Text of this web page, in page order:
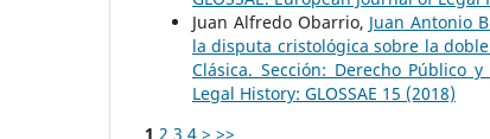
Juan Alfredo Obarrio, Juan Antonio
la disputa cristológica sobre la
Clásica. Sección: Derecho Público
Legal History: GLOSSAE 15 (2018)
1 2 3 4 > >>